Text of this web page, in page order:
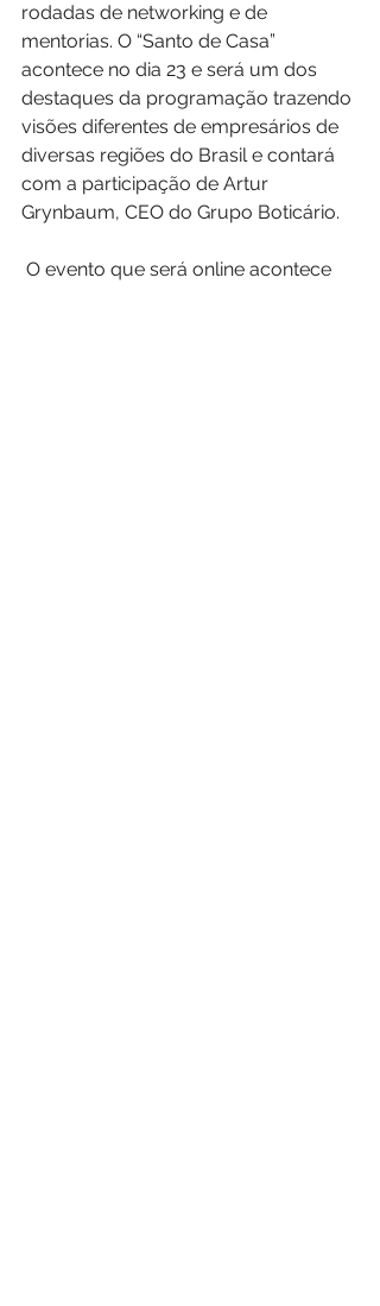
rodadas de networking e de
mentorias. O “Santo de Casa”
acontece no dia 23 e será um dos
destaques da programação trazendo
visões diferentes de empresários de
diversas regiões do Brasil e contará
com a participação de Artur
Grynbaum, CEO do Grupo Boticário.
O evento que será online acontece